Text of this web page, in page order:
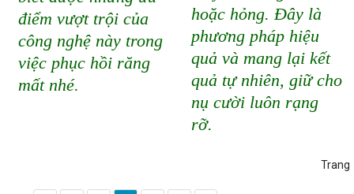
điểm vượt trội của
công nghệ này trong
việc phục hồi răng
mất nhé.
hoặc hỏng. Đây là
phương pháp hiệu
quả và mang lại kết
quả tự nhiên, giữ cho
nụ cười luôn rạng
rỡ.
Trang